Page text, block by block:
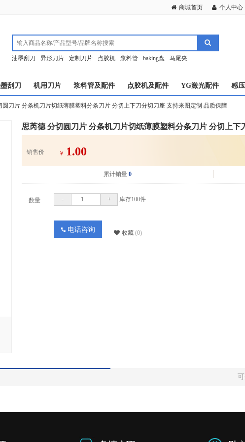
商城首页 个人中心
油墨刮刀 异形刀片 定制刀片 点胶机 浆料管 baking盘 马尾夹
刮刀 机用刀片 浆料管及配件 点胶机及配件 YG激光配件 感
圆刀片 分条机刀片切纸薄膜塑料分条刀片 分切上下刀分切刀座 支持来图定制 品质保障
思芮德 分切圆刀片 分条机刀片切纸薄膜塑料分条刀片 分切上下
销售价 ￥ 1.00
累计销量 0
数量 - + 库存100件
收藏 (0)
电话咨询